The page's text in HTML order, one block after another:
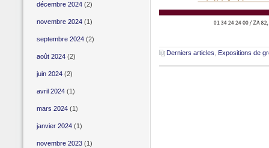
Derniers articles Expositions de
décembre 2024(2)
novembre 2024(1)
septembre 2024(2)
août 2024(2)
juin 2024(2)
avril 2024(1)
mars 2024(1)
janvier 2024(1)
novembre 2023(1)